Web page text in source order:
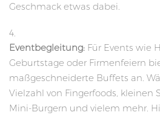
Geschmack etwas dabei.
Eventbegleitung: Für Events wie
Geburtstage oder Firmenfeiern
maßgeschneiderte Buffets an.
Vielzahl von Fingerfoods, kleinen
Mini-Burgern und vielem mehr.